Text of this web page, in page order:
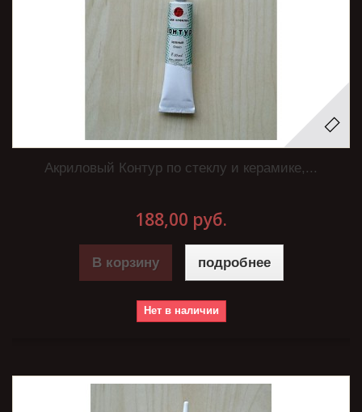
Акриловый Контур по стеклу и керамике,...
188,00 руб.
В корзину подробнее
Нет в наличии